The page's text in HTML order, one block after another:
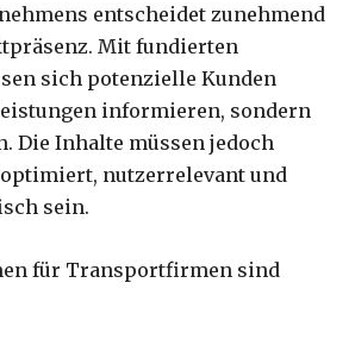
entscheidet zunehmend
Mit fundierten
sich potenzielle Kunden
informieren, sondern
Die Inhalte müssen jedoch
nutzerrelevant und
sein.
für Transportfirmen sind